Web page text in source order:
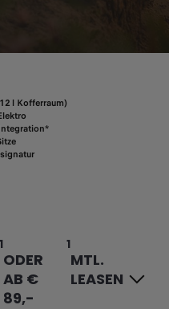
l Kofferraum)
1
ODER
AB €
89,-
1
MTL.
LEASEN